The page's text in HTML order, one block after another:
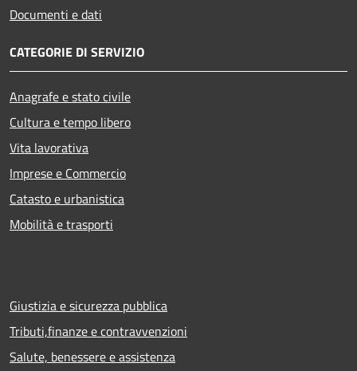
Documenti e dati
CATEGORIE DI SERVIZIO
Anagrafe e stato civile
Cultura e tempo libero
Vita lavorativa
Imprese e Commercio
Catasto e urbanistica
Mobilità e trasporti
Giustizia e sicurezza pubblica
Tributi,finanze e contravvenzioni
Salute, benessere e assistenza